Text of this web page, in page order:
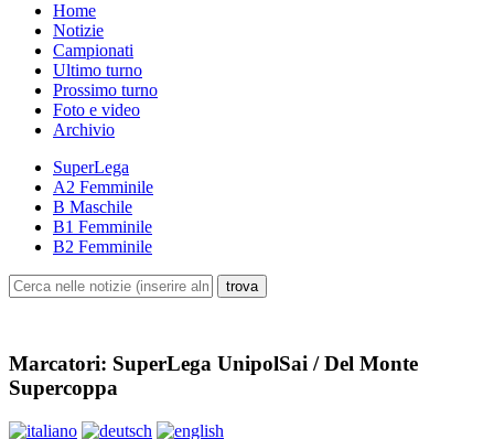
Home
Notizie
Campionati
Ultimo turno
Prossimo turno
Foto e video
Archivio
SuperLega
A2 Femminile
B Maschile
B1 Femminile
B2 Femminile
Marcatori: SuperLega UnipolSai / Del Monte
Supercoppa